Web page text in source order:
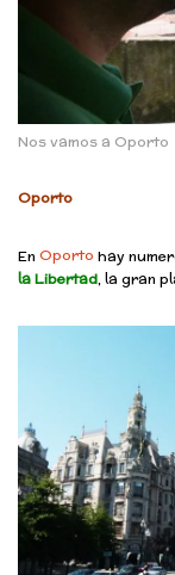
Nos vamos a Oporto
Oporto
En Oporto hay
la Libertad, la gran